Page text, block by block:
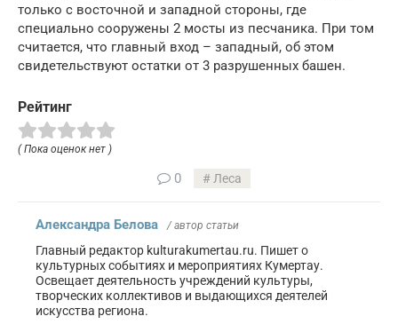
только с восточной и западной стороны, где
специально сооружены 2 мосты из песчаника. При том
считается, что главный вход – западный, об этом
свидетельствуют остатки от 3 разрушенных башен.
Рейтинг
( Пока оценок нет )
0 Леса
Александра Белова / автор статьи
Главный редактор kulturakumertau.ru. Пишет о
культурных событиях и мероприятиях Кумертау.
Освещает деятельность учреждений культуры,
творческих коллективов и выдающихся деятелей
искусства региона.